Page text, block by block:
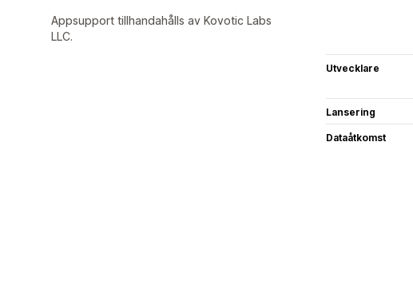
Appsupport tillhandahålls av Kovotic Labs
LLC.
Utvecklare
Lansering
Dataåtkomst